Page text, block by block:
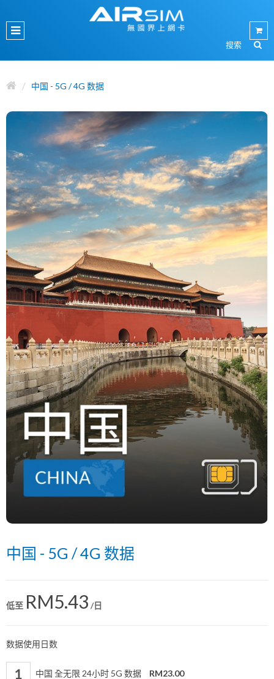
中国 - 5G / 4G 数据
中国 - 5G / 4G 数据
低至 RM5.43 /日
数据使用日数
中国 全无限 24小时 5G 数据 RM23.00